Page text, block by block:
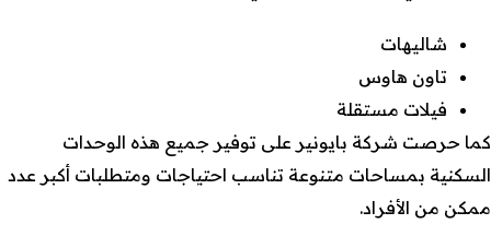
شاليهات
تاون هاوس
فيلات مستقلة
كما حرصت شركة بايونير على توفير جميع هذه الوحدات
السكنية بمساحات متنوعة تناسب احتياجات ومتطلبات أكبر عدد
ممكن من الأفراد.